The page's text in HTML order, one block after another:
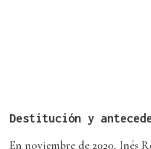
Destitución y
En noviembre de 2020, Inés